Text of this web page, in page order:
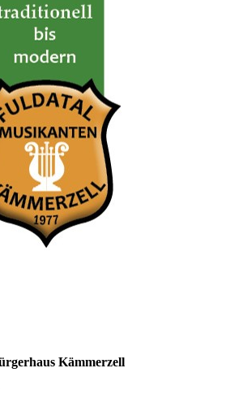
Kämmerzell